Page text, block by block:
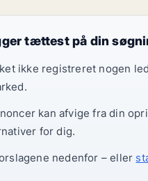
tættest på din
ikke registreret nogen
kan afvige fra din
for dig.
nedenfor – eller